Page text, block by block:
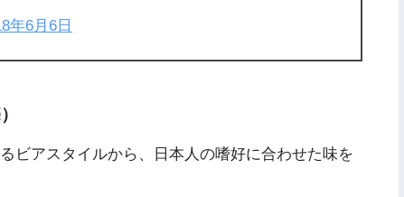
年6月6日
ビアスタイルから、日本人の嗜好に合わせた味を